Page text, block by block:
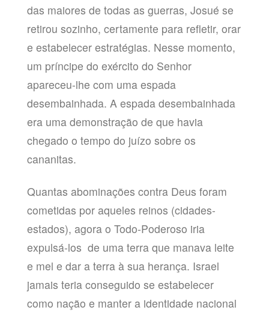
das maiores de todas as guerras, Josué se
retirou sozinho, certamente para refletir, orar
e estabelecer estratégias. Nesse momento,
um príncipe do exército do Senhor
apareceu-lhe com uma espada
desembainhada. A espada desembainhada
era uma demonstração de que havia
chegado o tempo do juízo sobre os
cananitas.
Quantas abominações contra Deus foram
cometidas por aqueles reinos (cidades-
estados), agora o Todo-Poderoso iria
expulsá-los de uma terra que manava leite
e mel e dar a terra à sua herança. Israel
jamais teria conseguido se estabelecer
como nação e manter a identidade nacional